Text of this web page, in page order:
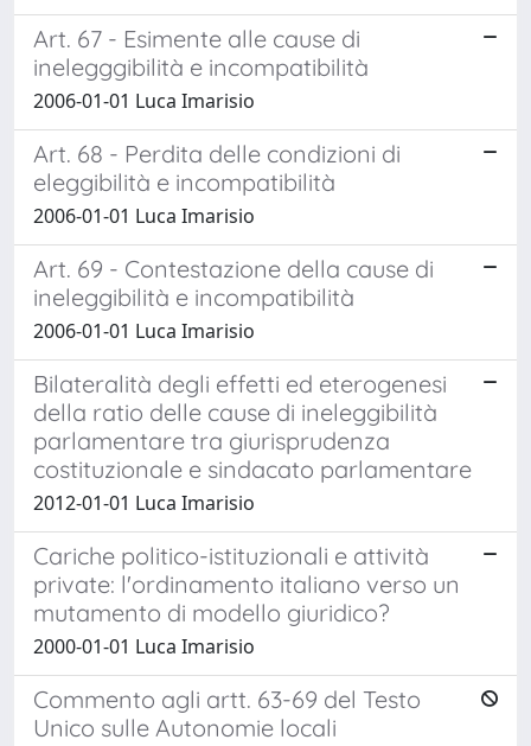
Art. 67 - Esimente alle cause di
inelegggibilità e incompatibilità
2006-01-01 Luca Imarisio
Art. 68 - Perdita delle condizioni di
eleggibilità e incompatibilità
2006-01-01 Luca Imarisio
Art. 69 - Contestazione della cause di
ineleggibilità e incompatibilità
2006-01-01 Luca Imarisio
Bilateralità degli effetti ed eterogenesi
della ratio delle cause di ineleggibilità
parlamentare tra giurisprudenza
costituzionale e sindacato parlamentare
2012-01-01 Luca Imarisio
Cariche politico-istituzionali e attività
private: l'ordinamento italiano verso un
mutamento di modello giuridico?
2000-01-01 Luca Imarisio
Commento agli artt. 63-69 del Testo
Unico sulle Autonomie locali